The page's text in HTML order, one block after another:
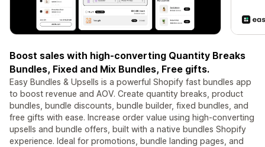
Boost sales with high-converting Quantity Breaks
Bundles, Fixed and Mix Bundles, Free gifts.
Easy Bundles & Upsells is a powerful Shopify fast bundles app
to boost revenue and AOV. Create quantity breaks, product
bundles, bundle discounts, bundle builder, fixed bundles, and
free gifts with ease. Increase order value using high-converting
upsells and bundle offers, built with a native bundles Shopify
experience. Ideal for promotions, bundle landing pages, and